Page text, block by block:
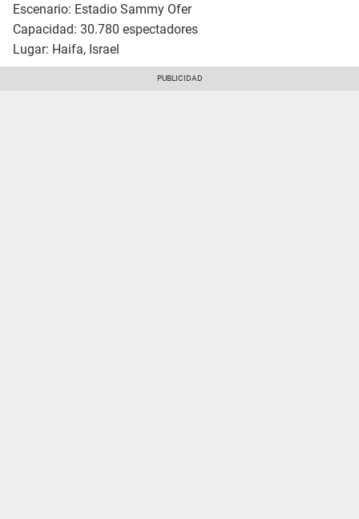
Escenario: Estadio Sammy Ofer
Capacidad: 30.780 espectadores
Lugar: Haifa, Israel